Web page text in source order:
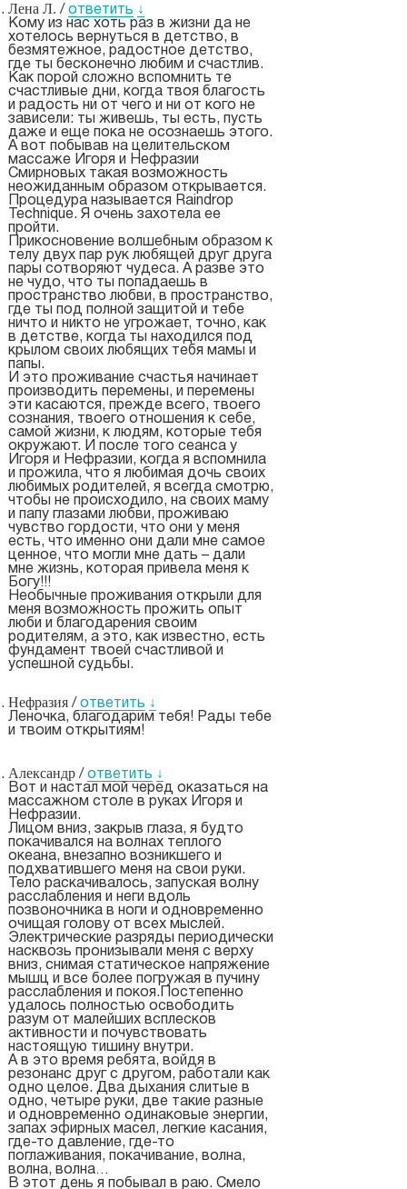
Лена Л. / ответить ↓
Кому из нас хоть раз в жизни да не
хотелось вернуться в детство, в
безмятежное, радостное детство,
где ты бесконечно любим и счастлив.
Как порой сложно вспомнить те
счастливые дни, когда твоя благость
и радость ни от чего и ни от кого не
зависели: ты живешь, ты есть, пусть
даже и еще пока не осознаешь этого.
А вот побывав на целительском
массаже Игоря и Нефразии
Смирновых такая возможность
неожиданным образом открывается.
Процедура называется Raindrop
Technique. Я очень захотела ее
пройти.
Прикосновение волшебным образом к
телу двух пар рук любящей друг друга
пары сотворяют чудеса. А разве это
не чудо, что ты попадаешь в
пространство любви, в пространство,
где ты под полной защитой и тебе
ничто и никто не угрожает, точно, как
в детстве, когда ты находился под
крылом своих любящих тебя мамы и
папы.
И это проживание счастья начинает
производить перемены, и перемены
эти касаются, прежде всего, твоего
сознания, твоего отношения к себе,
самой жизни, к людям, которые тебя
окружают. И после того сеанса у
Игоря и Нефразии, когда я вспомнила
и прожила, что я любимая дочь своих
любимых родителей, я всегда смотрю,
чтобы не происходило, на своих маму
и папу глазами любви, проживаю
чувство гордости, что они у меня
есть, что именно они дали мне самое
ценное, что могли мне дать – дали
мне жизнь, которая привела меня к
Богу!!!
Необычные проживания открыли для
меня возможность прожить опыт
люби и благодарения своим
родителям, а это, как известно, есть
фундамент твоей счастливой и
успешной судьбы.
Нефразия / ответить ↓
Леночка, благодарим тебя! Рады тебе
и твоим открытиям!
Александр / ответить ↓
Вот и настал мой черед оказаться на
массажном столе в руках Игоря и
Нефразии.
Лицом вниз, закрыв глаза, я будто
покачивался на волнах теплого
океана, внезапно возникшего и
подхватившего меня на свои руки.
Тело раскачивалось, запуская волну
расслабления и неги вдоль
позвоночника в ноги и одновременно
очищая голову от всех мыслей.
Электрические разряды периодически
насквозь пронизывали меня с верху
вниз, снимая статическое напряжение
мышц и все более погружая в пучину
расслабления и покоя.Постепенно
удалось полностью освободить
разум от малейших всплесков
активности и почувствовать
настоящую тишину внутри.
А в это время ребята, войдя в
резонанс друг с другом, работали как
одно целое. Два дыхания слитые в
одно, четыре руки, две такие разные
и одновременно одинаковые энергии,
запах эфирных масел, легкие касания,
где-то давление, где-то
поглаживания, покачивание, волна,
волна, волна…
В этот день я побывал в раю. Смело